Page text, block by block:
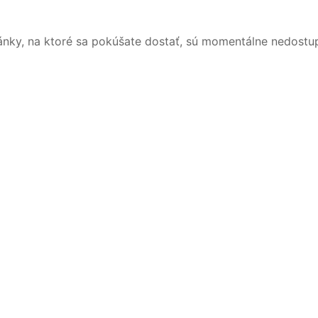
na ktoré sa pokúšate dostať, sú momentálne